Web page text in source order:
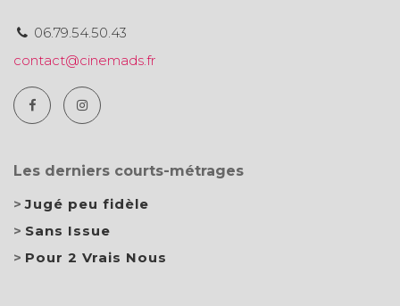
06.79.54.50.43
contact@cinemads.fr
Les derniers courts-métrages
Jugé peu fidèle
Sans Issue
Pour 2 Vrais Nous